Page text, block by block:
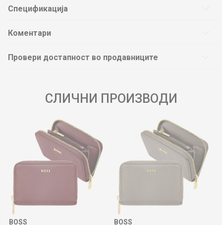
Спецификација
Коментари
Провери достапност во продавниците
СЛИЧНИ ПРОИЗВОДИ
BOSS BOSS